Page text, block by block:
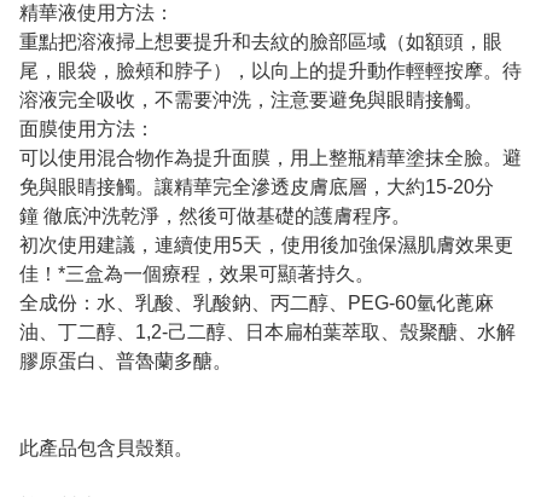
精華液使用方法：
重點把溶液掃上想要提升和去紋的臉部區域（如額頭，眼
尾，眼袋，臉頰和脖子），以向上的提升動作輕輕按摩。待
溶液完全吸收，不需要沖洗，注意要避免與眼睛接觸。
面膜使用方法：
可以使用混合物作為提升面膜，用上整瓶精華塗抹全臉。避
免與眼睛接觸。讓精華完全滲透皮膚底層，大約15-20分
鐘 徹底沖洗乾淨，然後可做基礎的護膚程序。
初次使用建議，連續使用5天，使用後加強保濕肌膚效果更
佳！*三盒為一個療程，效果可顯著持久。
全成份：水、乳酸、乳酸鈉、丙二醇、PEG-60氫化蓖麻
油、丁二醇、1,2-己二醇、日本扁柏葉萃取、殼聚醣、水解
膠原蛋白、普魯蘭多醣。
此產品包含貝殼類。